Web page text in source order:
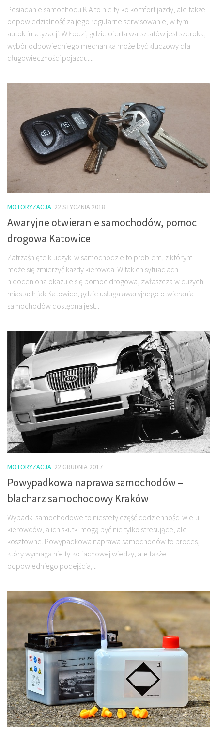
Posiadanie samochodu KIA to nie tylko komfort jazdy, ale także
odpowiedzialność za jego regularne serwisowanie, w tym
autoklimatyzacji. W Łodzi, gdzie oferta warsztatów jest szeroka,
wybór odpowiedniego mechanika może być kluczowy dla
długowieczności pojazdu....
MOTORYZACJA 22 STYCZNIA 2018
Awaryjne otwieranie samochodów, pomoc
drogowa Katowice
Zatrzaśnięte kluczyki w samochodzie to problem, z którym
może się zmierzyć każdy kierowca. W takich sytuacjach
nieoceniona okazuje się pomoc drogowa, zwłaszcza w dużych
miastach jak Katowice, gdzie usługa awaryjnego otwierania
samochodów dostępna jest...
MOTORYZACJA 22 GRUDNIA 2017
Powypadkowa naprawa samochodów –
blacharz samochodowy Kraków
Wypadki samochodowe to niestety część codzienności wielu
kierowców, a ich skutki mogą być nie tylko stresujące, ale i
kosztowne. Powypadkowa naprawa samochodów to proces,
który wymaga nie tylko fachowej wiedzy, ale także
odpowiedniego podejścia,...